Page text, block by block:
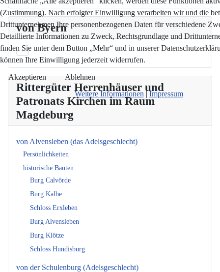
von Byern
Rittergüter Herrenhäuser und
Patronats Kirchen im Raum
Magdeburg
von Alvensleben (das Adelsgeschlecht)
Persönlichkeiten
historische Bauten
Burg Calvörde
Burg Kalbe
Schloss Erxleben
Burg Alvensleben
Burg Klötze
Schloss Hundisburg
von der Schulenburg (Adelsgeschlecht)
(Zustimmung). Nach erfolgter Einwilligung verarbeiten wir und die
Drittunternehmen Ihre personenbezogenen Daten für verschiedene
Detaillierte Informationen zu Zweck, Rechtsgrundlage und
finden Sie unter dem Button „Mehr“ und in unserer
können Ihre Einwilligung jederzeit widerrufen.
Akzeptieren Ablehnen
Weitere Informationen |Impressum